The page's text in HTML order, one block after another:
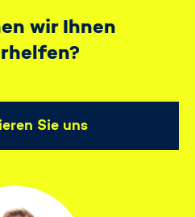
wir Ihnen
Sie uns